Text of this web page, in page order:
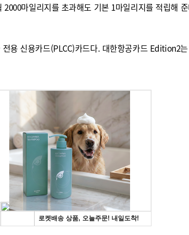
마일리지를 초과해도 기본 1마일리지를 적립해
용 신용카드(PLCC)카드다. 대한항공카드